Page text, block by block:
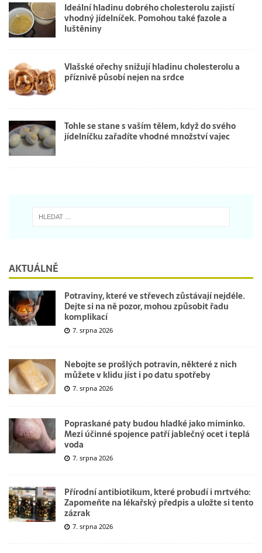
Ideální hladinu dobrého cholesterolu zajistí
vhodný jídelníček. Pomohou také fazole a
luštěniny
Vlašské ořechy snižují hladinu cholesterolu a
příznivě působí nejen na srdce
Tohle se stane s vaším tělem, když do svého
jídelníčku zařadíte vhodné množství vajec
AKTUÁLNĚ
Potraviny, které ve střevech zůstávají nejdéle.
Dejte si na ně pozor, mohou způsobit řadu
komplikací
7. srpna 2026
Nebojte se prošlých potravin, některé z nich
můžete v klidu jíst i po datu spotřeby
7. srpna 2026
Popraskané paty budou hladké jako miminko.
Mezi účinné spojence patří jablečný ocet i teplá
voda
7. srpna 2026
Přírodní antibiotikum, které probudí i mrtvého:
Zapomeňte na lékařský předpis a uložte si tento
zázrak
7. srpna 2026